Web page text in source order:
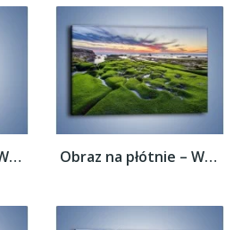
Obraz na płótnie – Woda w nierównym... Obraz na płótnie – Woda w nierównym...